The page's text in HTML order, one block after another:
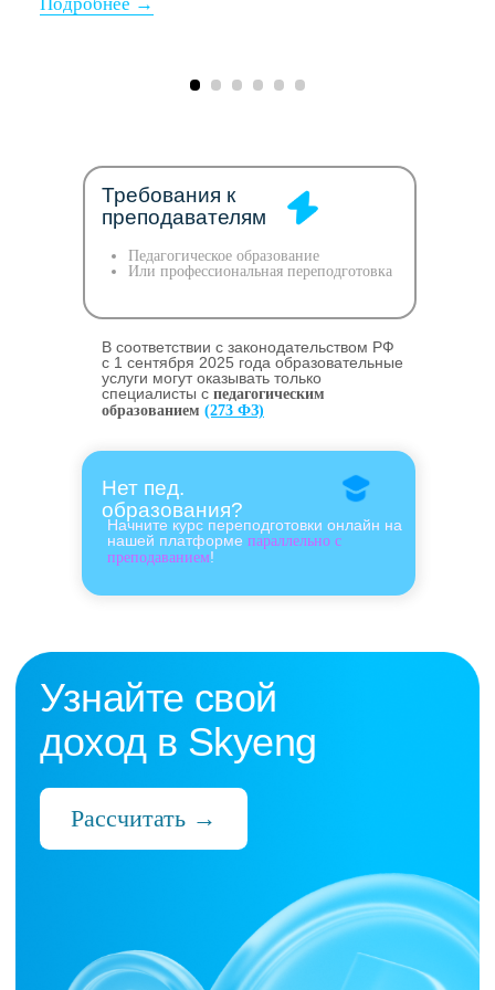
Педагогическое образование
Или профессиональная переподготовка
В соответствии с законодательством РФ
c 1 сентября 2025 года образовательные
услуги могут оказывать только
специалисты с педагогическим
образованием (273 ФЗ)
Начните курс переподготовки онлайн на
нашей платформе параллельно с
преподаванием!
Требования к
преподавателям
Нет пед.
образования?
Нас выбрали 10 000+
которые ценят:
Время
Готовые планы и материалы, онлайн-
платформа с автопроверкой заданий,
поддержка 24/7 и никакой бюрократии
Деньги
без штрафов и переработок, скрытых
условий и неприятных сюрпризов
Уважение к преподавателю и его